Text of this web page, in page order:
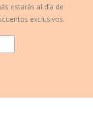
estarás al día de
exclusivos.